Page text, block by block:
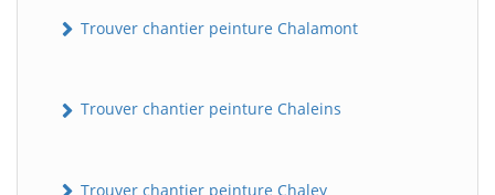
Trouver chantier peinture Chalamont
Trouver chantier peinture Chaleins
Trouver chantier peinture Chaley